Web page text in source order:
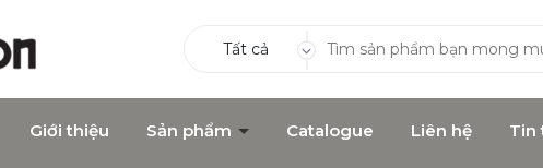
Tất cả
Giới thiệu Sản phẩm Catalogue Liên hệ Tin